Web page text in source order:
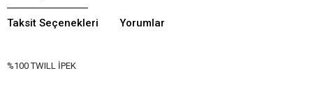
Taksit Seçenekleri Yorumlar
%100 TWILL İPEK